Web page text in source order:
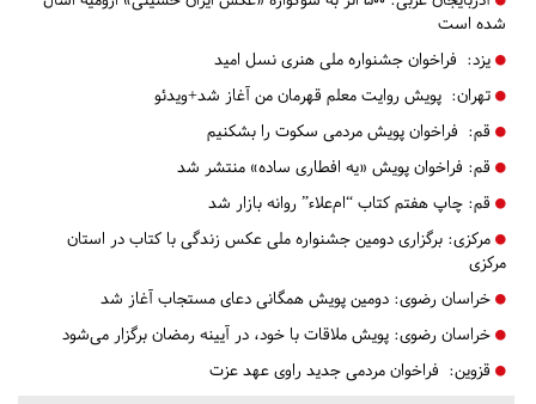
شده است
یزد: فراخوان جشنواره ملی هنری نسل امید
تهران: پویش روایت معلم قهرمان من آغاز شد+ویدئو
قم: فراخوان پویش مردمی سکوت را بشکنیم
قم: فراخوان پویش «یه افطاری ساده» منتشر شد
قم: چاپ هفتم کتاب “ام‌علاء” روانه بازار شد
مرکزی: برگزاری دومین جشنواره ملی عکس زندگی با کتاب در استان
مرکزی
خراسان رضوی: دومین پویش همگانی دعای مستجاب آغاز شد
خراسان رضوی: پویش ملاقات با خود، در آیینه رمضان برگزار می‌شود
قزوین: فراخوان مردمی جدید راوی عهد عزت